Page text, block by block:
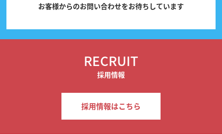
お客様からのお問い合わせをお待ちしています
RECRUIT
採用情報
採用情報はこちら